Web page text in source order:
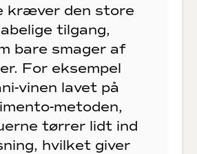
kræver den store
tilgang,
bare smager af
For eksempel
vinen lavet på
metoden,
tørrer lidt ind
hvilket giver